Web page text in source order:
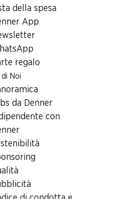
della spesa
App
regalo
di Noi
da Denner
con
contanti con Post-Card / M-